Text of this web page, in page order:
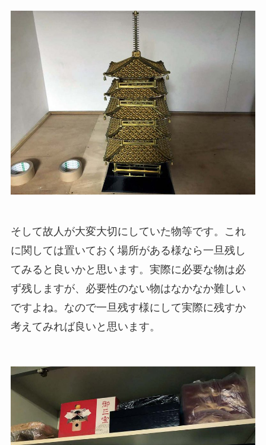
そして故人が大変大切にしていた物等です。これ
に関しては置いておく場所がある様なら一旦残し
てみると良いかと思います。実際に必要な物は必
ず残しますが、必要性のない物はなかなか難しい
ですよね。なので一旦残す様にして実際に残すか
考えてみれば良いと思います。